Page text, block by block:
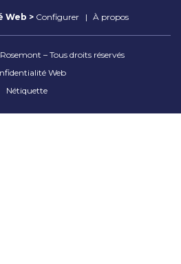
– Tous droits réservés
Web
Nétiquette
Web Configurer À propos